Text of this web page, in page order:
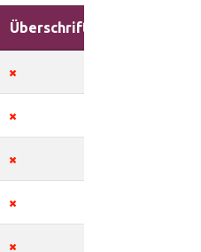
Überschriften